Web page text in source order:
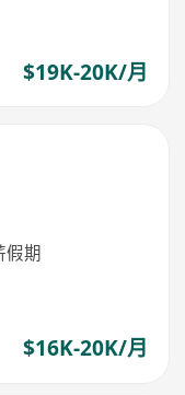
$19K-20K/月
假期
$16K-20K/月